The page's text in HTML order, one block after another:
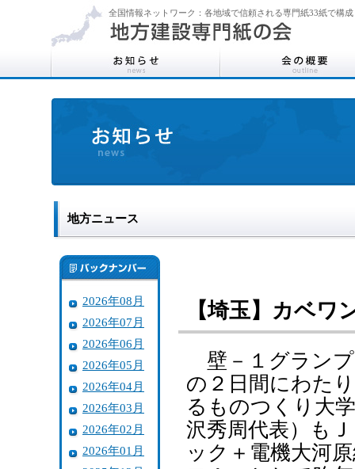
全国情報ネットワーク：各地域で信頼される専門紙33紙で構成
地方ニュース
2026年08月
2026年07月
2026年06月
2026年05月
2026年04月
2026年03月
2026年02月
2026年01月
【埼玉】カベワ
壁－１グランプ
の２日間にわた
るものつくり大
沢秀周代表）も
ック＋電機大河